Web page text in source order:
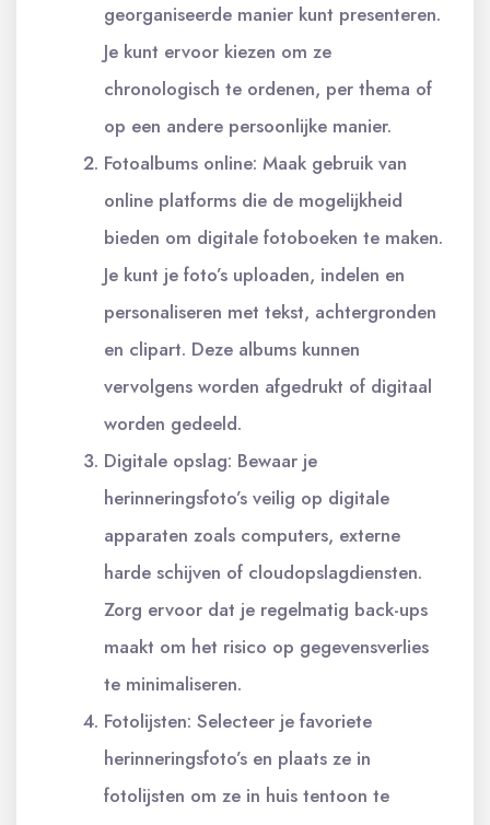
georganiseerde manier kunt presenteren.
Je kunt ervoor kiezen om ze
chronologisch te ordenen, per thema of
op een andere persoonlijke manier.
Fotoalbums online: Maak gebruik van
online platforms die de mogelijkheid
bieden om digitale fotoboeken te maken.
Je kunt je foto’s uploaden, indelen en
personaliseren met tekst, achtergronden
en clipart. Deze albums kunnen
vervolgens worden afgedrukt of digitaal
worden gedeeld.
Digitale opslag: Bewaar je
herinneringsfoto’s veilig op digitale
apparaten zoals computers, externe
harde schijven of cloudopslagdiensten.
Zorg ervoor dat je regelmatig back-ups
maakt om het risico op gegevensverlies
te minimaliseren.
Fotolijsten: Selecteer je favoriete
herinneringsfoto’s en plaats ze in
fotolijsten om ze in huis tentoon te